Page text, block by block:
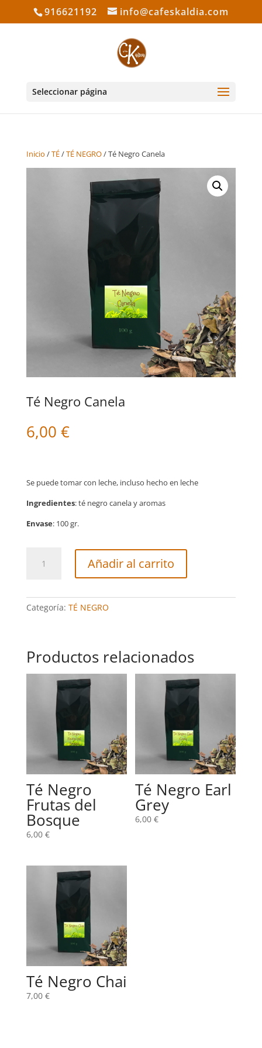
916621192 info@cafeskaldia.com
Seleccionar página
Inicio /TÉ/TÉ NEGRO/ Té Negro Canela
Té Negro Canela
6,00 €
Se puede tomar con leche, incluso hecho en leche
Ingredientes: té negro canela y aromas
Envase: 100 gr.
Negro
Añadir al carrito
Categoría: TÉ NEGRO
Productos relacionados
Té Negro
Frutas del
Bosque
6,00 €
Té Negro Earl
Grey
6,00€
Té Negro Chai
7,00 €